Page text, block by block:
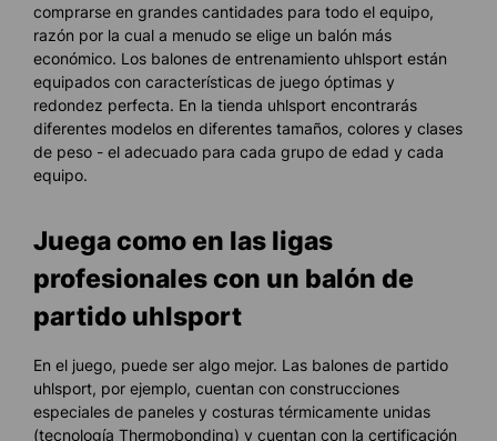
comprarse en grandes cantidades para todo el equipo,
razón por la cual a menudo se elige un balón más
económico. Los balones de entrenamiento uhlsport están
equipados con características de juego óptimas y
redondez perfecta. En la tienda uhlsport encontrarás
diferentes modelos en diferentes tamaños, colores y clases
de peso - el adecuado para cada grupo de edad y cada
equipo.
Juega como en las ligas
profesionales con un balón de
partido uhlsport
En el juego, puede ser algo mejor. Las balones de partido
uhlsport, por ejemplo, cuentan con construcciones
especiales de paneles y costuras térmicamente unidas
(tecnología Thermobonding) y cuentan con la certificación